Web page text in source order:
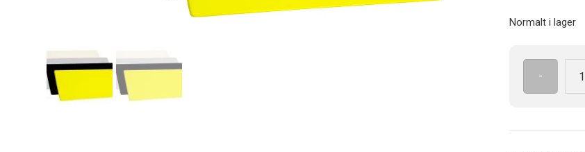
Normalt i lager
-
gul